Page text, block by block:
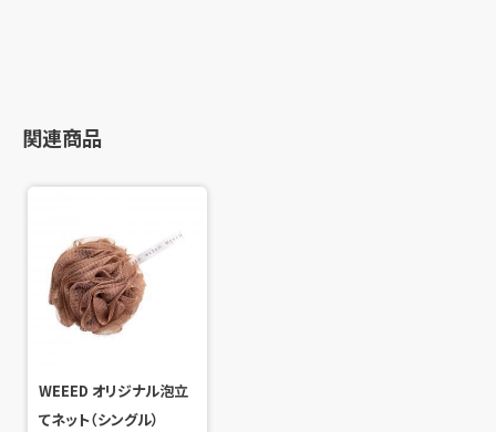
関連商品
WEEED オリジナル泡立
てネット（シングル）